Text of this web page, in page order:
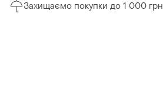
Захищаємо покупки до 1 000 грн